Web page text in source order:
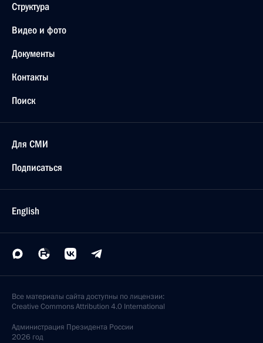
Структура
Видео и фото
Документы
Контакты
Поиск
Для СМИ
Подписаться
English
Все материалы сайта доступны по лицензии:
Creative Commons Attribution 4.0 International
Администрация Президента России
2026 год